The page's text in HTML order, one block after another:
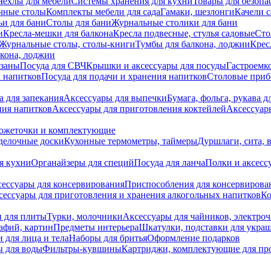
столыКомплекты мебели для садаГамаки, шезлонгиКачели
для баниСтолы для баниЖурнальные столики для бани
Кресла-мешки для балконаКресла подвесные, стулья садовые
столы, столы-книгиТумбы для балкона, лоджии
лоджии
Посуда для СВЧКрышки и аксессуары для посуды
напитковПосуда для подачи и хранения напитковСтоловые
для запеканияАксессуары для выпечкиБумага, фольга, рукава
напитковАксессуары для приготовления коктейлей
и комплектующие
доскиКухонные термометры, таймерыДуршлаги, сита,
кухниОрганайзеры для специйПосуда для ланчаПолки и
для консервированияПриспособления для
для приготовления и хранения алкогольных напитков
для плитыТурки, молочникиАксессуары для чайников,
картинПредметы интерьераШкатулки, подставки для
лица и телаНаборы для бритьяОформление подарков
для водыФильтры-кувшиныКартриджи, комплектующие для